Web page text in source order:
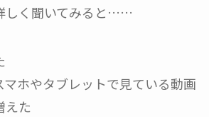
しく聞いてみると……
マホやタブレットで見ている動画
えた